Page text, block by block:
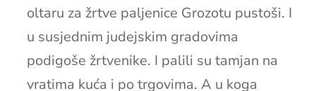
oltaru za žrtve paljenice Grozotu pustoši. I
u susjednim judejskim gradovima
podigoše žrtvenike. I palili su tamjan na
vratima kuća i po trgovima. A u koga